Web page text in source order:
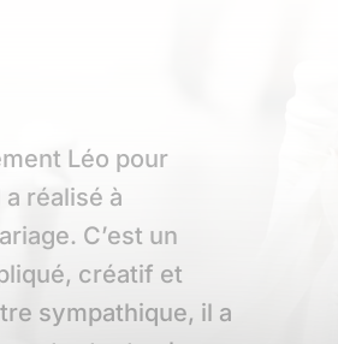
Léo pour
a réalisé à
C’est un
créatif et
sympathique, il a